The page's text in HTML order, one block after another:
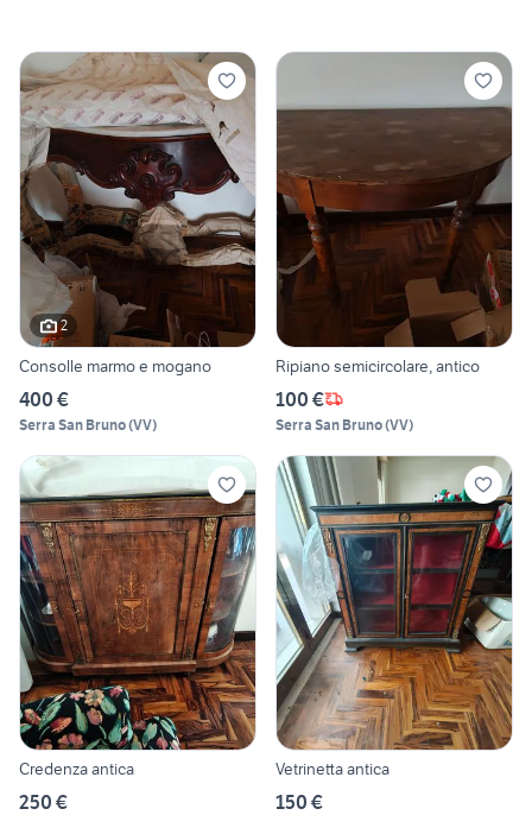
2
Consolle marmo e mogano
400 €
Serra San Bruno(VV)
Ripiano semicircolare, antico
100 €
Serra San Bruno(VV)
Credenza antica
250 €
Vetrinetta antica
150 €